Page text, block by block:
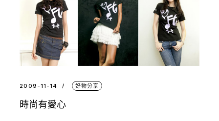
2009-11-14 好物分享
時尚有愛心